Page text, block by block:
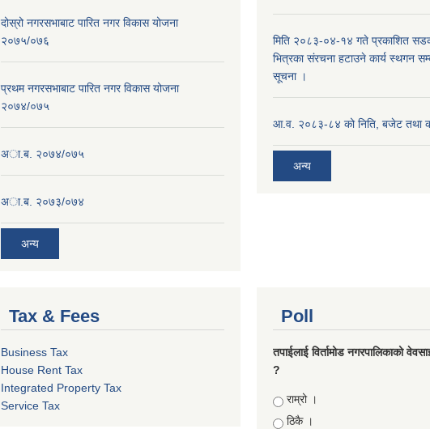
दोस्रो नगरसभाबाट पारित नगर विकास योजना
२०७५/०७६
प्रथम नगरसभाबाट पारित नगर विकास योजना
२०७४/०७५
अा.ब. २०७४/०७५
अा.ब. २०७३/०७४
अन्य
मिति २०८३-०४-१४ गते प्रकाशित सडक
भित्रका संरचना हटाउने कार्य स्थगन
सूचना ।
आ.व. २०८३-८४ को निति, बजेट तथा
अन्य
Tax & Fees
Business Tax
House Rent Tax
Integrated Property Tax
Service Tax
Poll
तपाईलाई विर्तामोड नगरपालिकाको
?
Choices
राम्रो ।
ठिकै ।